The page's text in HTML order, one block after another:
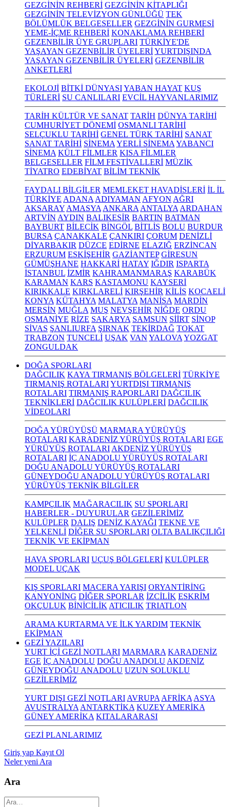
GEZGİNİN REHBERİ GEZGİNİN KİTAPLIĞI
GEZGİNİN TELEVİZYON GÜNLÜĞÜ TEK
BÖLÜMLÜK BELGESELLER GEZGİNİN GURMESİ
YEME-İÇME REHBERİ KONAKLAMA REHBERİ
GEZENBİLİR ÜYE GRUPLARI TÜRKİYE'DE
YAŞAYAN GEZENBİLİR ÜYELERİYURTDIŞINDA
YAŞAYAN GEZENBİLİR ÜYELERİ GEZENBİLİR
ANKETLERİ
EKOLOJİ BİTKİ DÜNYASIYABAN HAYAT KUŞ
TÜRLERİ SU CANLILARI EVCİL HAYVANLARIMIZ
TARİH KÜLTÜR VE SANAT TARİH DÜNYA TARİHİ
CUMHURİYET DÖNEMİ OSMANLI TARİHİ
SELÇUKLU TARİHİ GENEL TÜRK TARİHİ SANAT
SANAT TARİHİ SİNEMA YERLİ SİNEMA YABANCI
SİNEMA KÜLT FİLMLER KISA FİLMLER
BELGESELLER FİLM FESTİVALLERİ MÜZİK
TİYATRO EDEBİYAT BİLİM TEKNİK
FAYDALI BİLGİLER MEMLEKET HAVADİSLERİ İL İL
TÜRKİYE ADANA ADIYAMAN AFYON AĞRI
AKSARAY AMASYA ANKARA ANTALYA ARDAHAN
ARTVİN AYDIN BALIKESİR BARTIN BATMAN
BAYBURT BİLECİK BİNGÖL BİTLİS BOLU BURDUR
BURSA ÇANAKKALE ÇANKIRI ÇORUM DENİZLİ
DİYARBAKIR DÜZCE EDİRNE ELAZIĞ ERZİNCAN
ERZURUM ESKİŞEHİR GAZİANTEP GİRESUN
GÜMÜŞHANE HAKKARİ HATAY IĞDIR ISPARTA
İSTANBUL İZMİR KAHRAMANMARAŞ KARABÜK
KARAMAN KARS KASTAMONU KAYSERİ
KIRIKKALE KIRKLARELİ KIRŞEHİR KİLİS KOCAELİ
KONYA KÜTAHYA MALATYA MANİSA MARDİN
MERSİN MUĞLA MUŞ NEVŞEHİR NİĞDE ORDU
OSMANİYE RİZE SAKARYA SAMSUN SİİRT SİNOP
SİVAS ŞANLIURFA ŞIRNAK TEKİRDAĞ TOKAT
TRABZON TUNCELİ UŞAK VAN YALOVA YOZGAT
ZONGULDAK
DOĞA SPORLARI
DAĞCILIK KAYA TIRMANIŞ BÖLGELERİ TÜRKİYE
TIRMANIŞ ROTALARIYURTDIŞI TIRMANIŞ
ROTALARI TIRMANIŞ RAPORLARI DAĞCILIK
TEKNİKLERİ DAĞCILIK KULÜPLERİ DAĞCILIK
VİDEOLARI
DOĞA YÜRÜYÜŞÜ MARMARA YÜRÜYÜŞ
ROTALARI KARADENİZ YÜRÜYÜŞ ROTALARI EGE
YÜRÜYÜŞ ROTALARI AKDENİZ YÜRÜYÜŞ
ROTALARI İÇ ANADOLU YÜRÜYÜŞ ROTALARI
DOĞU ANADOLU YÜRÜYÜŞ ROTALARI
GÜNEYDOĞU ANADOLU YÜRÜYÜŞ ROTALARI
YÜRÜYÜŞ TEKNİK BİLGİLER
KAMPÇILIK MAĞARACILIK SU SPORLARI
HABERLER - DUYURULAR GEZİLERİMİZ
KULÜPLER DALIŞ DENİZ KAYAĞI TEKNE VE
YELKENLİ DİĞER SU SPORLARI OLTA BALIKÇILIĞI
TEKNİK VE EKİPMAN
HAVA SPORLARI UÇUŞ BÖLGELERİ KULÜPLER
MODEL UÇAK
KIŞ SPORLARI MACERA YARIŞI ORYANTİRİNG
KANYONİNG DİĞER SPORLAR İZCİLİK ESKRİM
OKÇULUK BİNİCİLİK ATICILIK TRIATLON
ARAMA KURTARMA VE İLK YARDIM TEKNİK
EKİPMAN
GEZİ YAZILARI
YURT İÇİ GEZİ NOTLARI MARMARA KARADENİZ
EGE İÇ ANADOLU DOĞU ANADOLU AKDENİZ
GÜNEYDOĞU ANADOLU UZUN SOLUKLU
GEZİLERİMİZ
YURT DIŞI GEZİ NOTLARI AVRUPA AFRİKA ASYA
AVUSTRALYA ANTARKTİKA KUZEY AMERİKA
GÜNEY AMERİKA KITALARARASI
GEZİ PLANLARIMIZ
Giriş yap Kayıt Ol
Neler yeni Ara
Ara